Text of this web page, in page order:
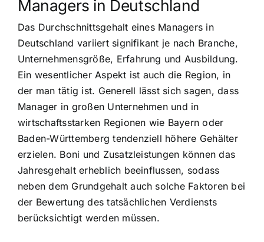
Managers in Deutschland
Das Durchschnittsgehalt eines Managers in
Deutschland variiert signifikant je nach Branche,
Unternehmensgröße, Erfahrung und Ausbildung.
Ein wesentlicher Aspekt ist auch die Region, in
der man tätig ist. Generell lässt sich sagen, dass
Manager in großen Unternehmen und in
wirtschaftsstarken Regionen wie Bayern oder
Baden-Württemberg tendenziell höhere Gehälter
erzielen. Boni und Zusatzleistungen können das
Jahresgehalt erheblich beeinflussen, sodass
neben dem Grundgehalt auch solche Faktoren bei
der Bewertung des tatsächlichen Verdiensts
berücksichtigt werden müssen.